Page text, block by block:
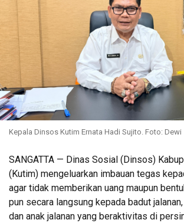
Kepala Dinsos Kutim Ernata Hadi Sujito. Foto: Dewi
SANGATTA — Dinas Sosial (Dinsos)
(Kutim) mengeluarkan imbauan tegas
agar tidak memberikan uang maupun
pun secara langsung kepada badut
dan anak jalanan yang beraktivitas di